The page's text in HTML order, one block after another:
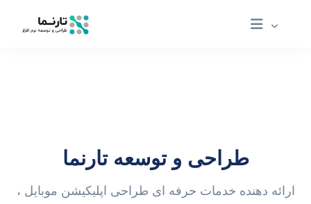
طراحی و توسعه تارنما
ارائه دهنده خدمات حرفه ای طراحی اپلیکیشن موبایل ،